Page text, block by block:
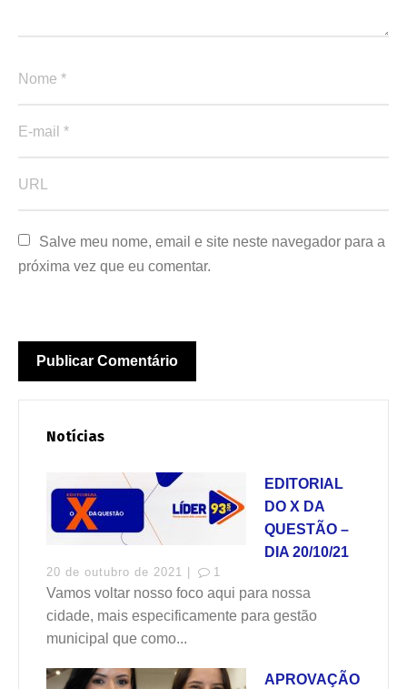
Salve meu nome, email e site neste navegador para a
próxima vez que eu comentar.
Notícias
EDITORIAL
DO X DA
QUESTÃO –
DIA 20/10/21
20 de outubro de 2021 | 1
Vamos voltar nosso foco aqui para nossa
cidade, mais especificamente para gestão
municipal que como...
APROVAÇÃO